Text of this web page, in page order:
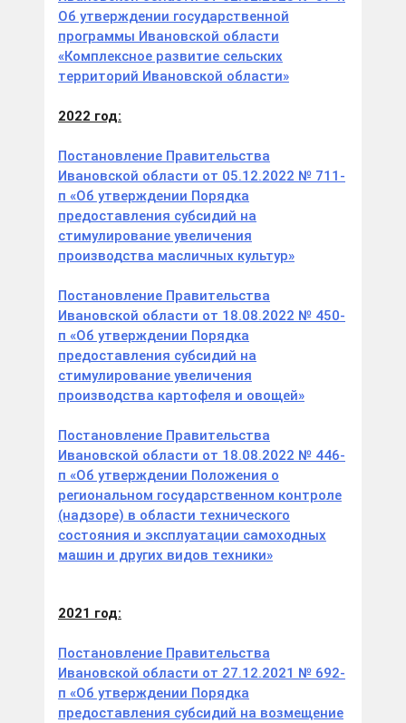
Об утверждении государственной
программы Ивановской области
«Комплексное развитие сельских
территорий Ивановской области»
2022 год:
Постановление Правительства
Ивановской области от 05.12.2022 № 711-
п «Об утверждении Порядка
предоставления субсидий на
стимулирование увеличения
производства масличных культур»
Постановление Правительства
Ивановской области от 18.08.2022 № 450-
п «Об утверждении Порядка
предоставления субсидий на
стимулирование увеличения
производства картофеля и овощей»
Постановление Правительства
Ивановской области от 18.08.2022 № 446-
п «Об утверждении Положения о
региональном государственном контроле
(надзоре) в области технического
состояния и эксплуатации самоходных
машин и других видов техники»
2021 год:
Постановление Правительства
Ивановской области от 27.12.2021 № 692-
п «Об утверждении Порядка
предоставления субсидий на возмещение